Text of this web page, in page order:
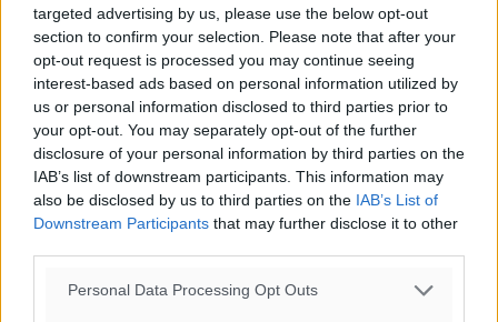
targeted advertising by us, please use the below opt-out
section to confirm your selection. Please note that after your
opt-out request is processed you may continue seeing
interest-based ads based on personal information utilized by
us or personal information disclosed to third parties prior to
your opt-out. You may separately opt-out of the further
disclosure of your personal information by third parties on the
IAB’s list of downstream participants. This information may
also be disclosed by us to third parties on the IAB’s List of
Downstream Participants that may further disclose it to other
Personal Data Processing Opt Outs
“Καμία φορά κάνουν λάθη και οι δημοσιογράφοι των
Financial Times”, είπε ο πρωθυπουργός απαντώντας σε
ερώτηση Τσίπρα για τον ποινικό κώδικα και για τη
δέσμευση ...
22.11.19, 12:43